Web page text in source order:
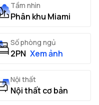
Tầm nhìn
Phân khu Miami
Số phòng ngủ
2PN Xem ảnh
Nội thất
Nội thất cơ bản